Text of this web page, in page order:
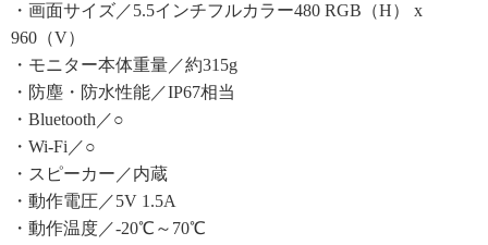
・画面サイズ／5.5インチフルカラー480 RGB（H） x
960（V）
・モニター本体重量／約315g
・防塵・防水性能／IP67相当
・Bluetooth／○
・Wi-Fi／○
・スピーカー／内蔵
・動作電圧／5V 1.5A
・動作温度／-20℃～70℃